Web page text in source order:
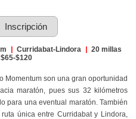
Inscripción
| Curridabat-Lindora | 20 millas
$65-$120
Momentum son una gran oportunidad
maratón, pues sus 32 kilómetros
para una eventual maratón. También
única entre Curridabat y Lindora,